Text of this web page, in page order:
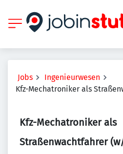
Jobs
Ingenieurwesen
Kfz-Mechatroniker als
Kfz-Mechatroniker als
Straßenwachtfahrer